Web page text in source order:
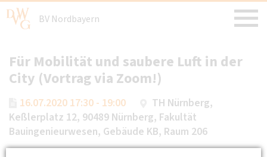
BV Nordbayern
Für Mobilität und saubere Luft in der
City (Vortrag via Zoom!)
16.07.2020 17:30 - 19:00
TH Nürnberg,
Keßlerplatz 12, 90489 Nürnberg, Fakultät
Bauingenieurwesen, Gebäude KB, Raum 206